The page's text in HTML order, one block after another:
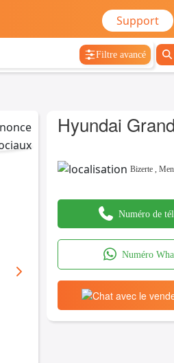
Support
Filtre avancé
Hyundai
Bizerte ,
Numéro de
Numéro